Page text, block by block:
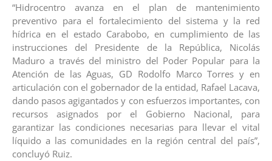
“Hidrocentro avanza en el plan de mantenimiento
preventivo para el fortalecimiento del sistema y la red
hídrica en el estado Carabobo, en cumplimiento de las
instrucciones del Presidente de la República, Nicolás
Maduro a través del ministro del Poder Popular para la
Atención de las Aguas, GD Rodolfo Marco Torres y en
articulación con el gobernador de la entidad, Rafael Lacava,
dando pasos agigantados y con esfuerzos importantes, con
recursos asignados por el Gobierno Nacional, para
garantizar las condiciones necesarias para llevar el vital
líquido a las comunidades en la región central del país”,
concluyó Ruiz.